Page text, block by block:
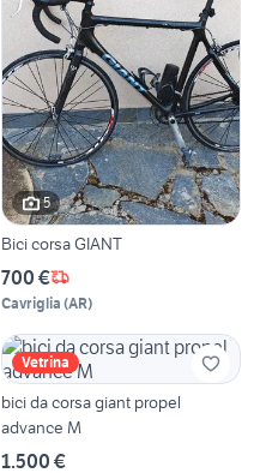
5
Bici corsa GIANT
700 €
Cavriglia (AR)
Vetrina
bici da corsa giant propel
advance M
1.500 €